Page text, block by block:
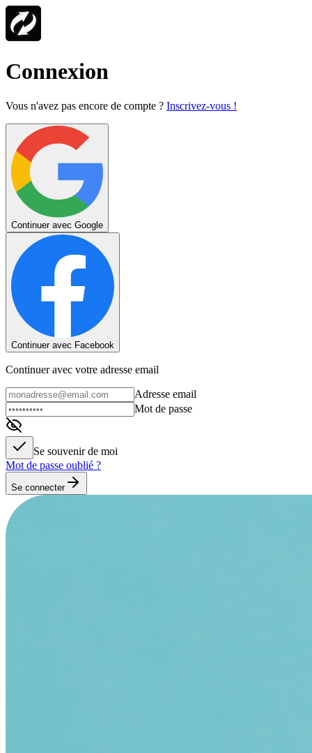
Connexion
Vous n'avez pas encore de compte ? Inscrivez-vous !
Continuer avec Google
Continuer avec Facebook
Continuer avec votre adresse email
Adresse email
Mot de passe
Se souvenir de moi
Mot de passe oublié ?
Se connecter